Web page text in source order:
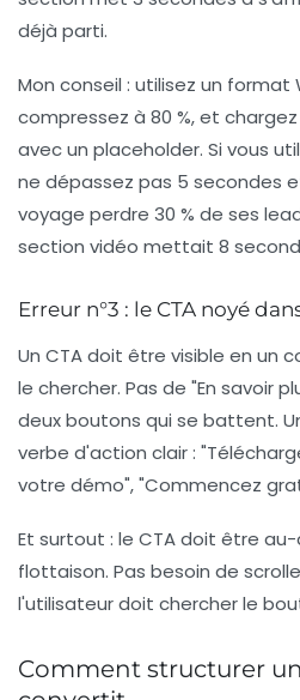
déjà parti.
Mon conseil : utilisez un format
compressez à 80 %, et
avec un placeholder. Si vous
ne dépassez pas 5 secondes
voyage perdre 30 % de ses
section vidéo mettait 8
Erreur n°3 : le CTA noyé
Un CTA doit être visible en un
le chercher. Pas de "En savoir
deux boutons qui se battent.
verbe d'action clair :
votre démo", "Commencez
Et surtout : le CTA doit être
flottaison. Pas besoin de
l'utilisateur doit chercher le
Comment structurer